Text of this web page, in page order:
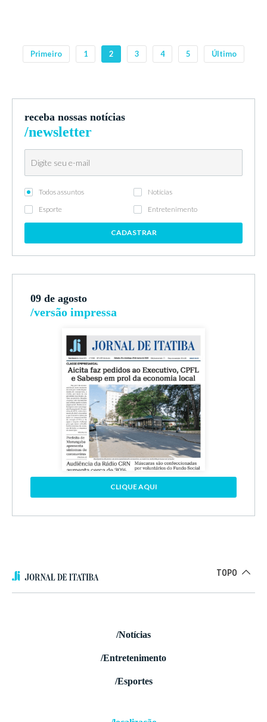
Primeiro 1 2 3 4 5 Último
receba nossas notícias
/newsletter
Todos assuntos
Notícias
Esporte
Entretenimento
CADASTRAR
09 de agosto
/versão impressa
CLIQUE AQUI
TOPO
/Notícias
/Entretenimento
/Esportes